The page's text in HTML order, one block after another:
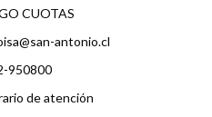
CUOTAS
antonio.cl
950800
de atención